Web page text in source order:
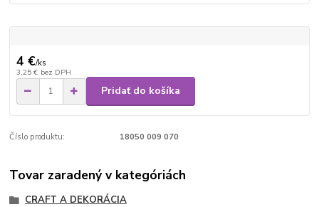
4 €/ks
3,25 € bez DPH
Pridať do košíka
Číslo produktu: 18050 009 070
Tovar zaradený v kategóriách
CRAFT A DEKORÁCIA